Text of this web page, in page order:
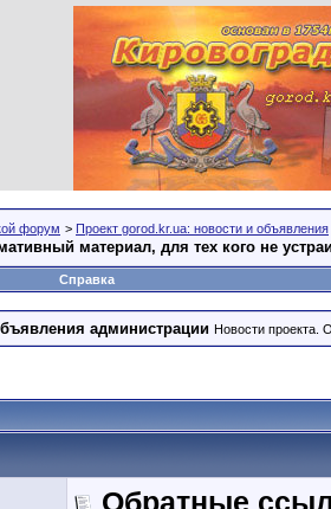
форум > Проект gorod.kr.ua: новости и объявления
материал, для тех кого не
Справка
администрации Новости проекта.
Обратные